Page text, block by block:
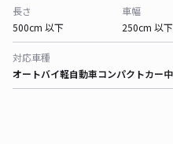
長さ
500cm 以下
車幅
250cm 以下
対応車種
オートバイ軽自動車コンパクトカー